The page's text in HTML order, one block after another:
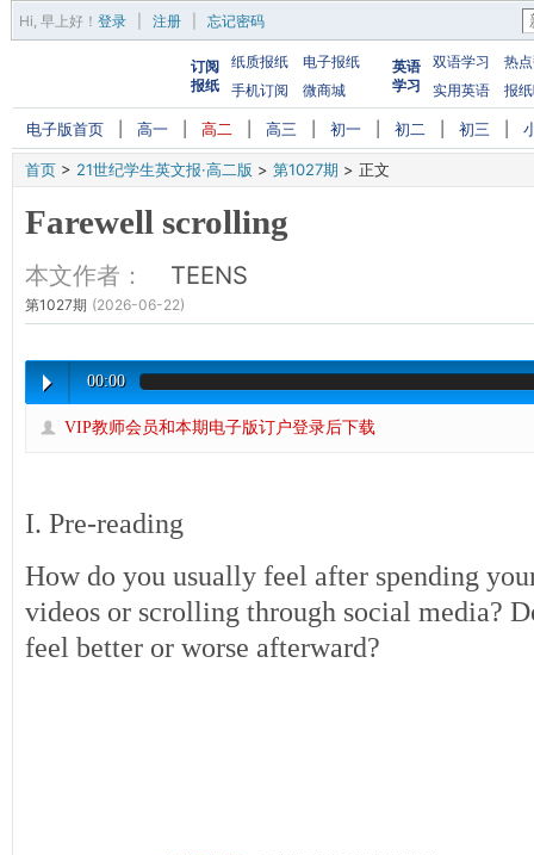
Hi, 早上好 ！ 登录 注册 忘记密码
订阅
报纸
纸质报纸
电子报纸
手机订阅
微商城
英语
学习
双语学习
热
实用英语
报
电子版首页 高一 高二 高三 初一 初二 初三
首页 > 21世纪学生英文报·高二版 > 第1027期 > 正文
Farewell scrolling
本文作者： TEENS
第1027期 (2026-06-22)
00:00
VIP教师会员和本期电子版订户登录后下载
I. Pre-reading
How do you usually feel after spending
videos or scrolling through social media?
feel better or worse afterward?